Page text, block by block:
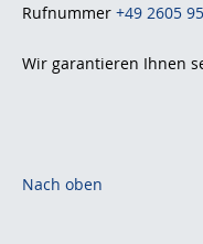
Rufnummer +49 2605
Wir garantieren Ihnen
Nach oben